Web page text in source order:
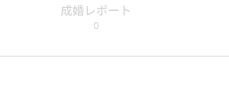
成婚レポート
0